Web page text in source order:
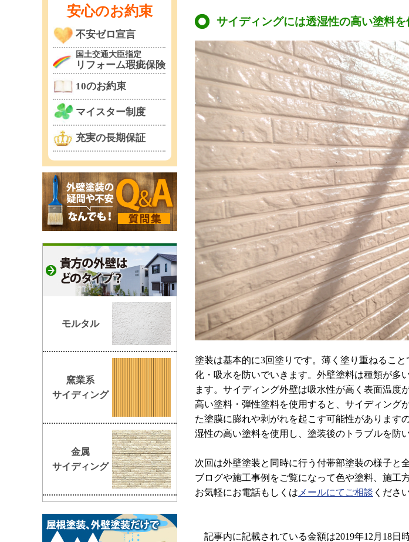
サイディングには透湿性の高い塗料を
塗装は基本的に3回塗りです。薄く塗り重ねるこ
化・吸水を防いでいきます。外壁塗料は種類が多
ます。サイディング外壁は吸水性が高く表面温度
高い塗料・弾性塗料を使用すると、サイディング
た塗膜に膨れや剥がれを起こす可能性があります
湿性の高い塗料を使用し、塗装後のトラブルを防
次回は外壁塗装と同時に行う付帯部塗装の様子と
ブログや施工事例をご覧になって色や塗料、施工
お気軽にお電話もしくは メールにてご相談 くださ
記事内に記載されている金額は2019年12月18日
安心のお約束
不安ゼロ宣言
国土交通大臣指定
リフォーム瑕疵保険
10のお約束
マイスター制度
充実の長期保証
モルタル
窯業系
サイディング
金属
サイディング